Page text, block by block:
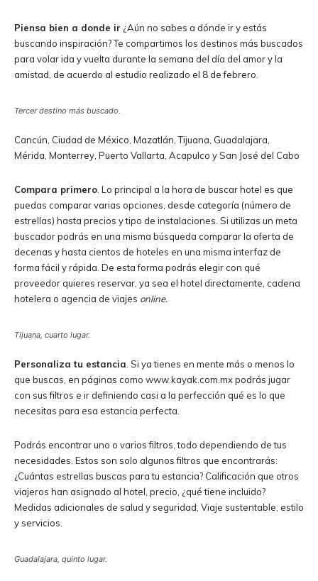
Piensa bien a donde ir ¿Aún no sabes a dónde ir y estás
buscando inspiración? Te compartimos los destinos más buscados
para volar ida y vuelta durante la semana del día del amor y la
amistad, de acuerdo al estudio realizado el 8 de febrero.
Tercer destino más buscado.
Cancún, Ciudad de México, Mazatlán, Tijuana, Guadalajara,
Mérida, Monterrey, Puerto Vallarta, Acapulco y San José del Cabo
Compara primero . Lo principal a la hora de buscar hotel es que
puedas comparar varias opciones, desde categoría (número de
estrellas) hasta precios y tipo de instalaciones. Si utilizas un meta
buscador podrás en una misma búsqueda comparar la oferta de
decenas y hasta cientos de hoteles en una misma interfaz de
forma fácil y rápida. De esta forma podrás elegir con qué
proveedor quieres reservar, ya sea el hotel directamente, cadena
hotelera o agencia de viajes online.
Tijuana, cuarto lugar.
Personaliza tu estancia . Si ya tienes en mente más o menos lo
que buscas, en páginas como www.kayak.com.mx podrás jugar
con sus filtros e ir definiendo casi a la perfección qué es lo que
necesitas para esa estancia perfecta.
Podrás encontrar uno o varios filtros, todo dependiendo de tus
necesidades. Estos son solo algunos filtros que encontrarás:
¿Cuántas estrellas buscas para tu estancia? Calificación que otros
viajeros han asignado al hotel, precio, ¿qué tiene incluido?
Medidas adicionales de salud y seguridad, Viaje sustentable, estilo
y servicios.
Guadalajara, quinto lugar.